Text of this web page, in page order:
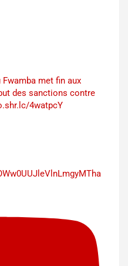
met fin aux
des sanctions contre
4watpcY